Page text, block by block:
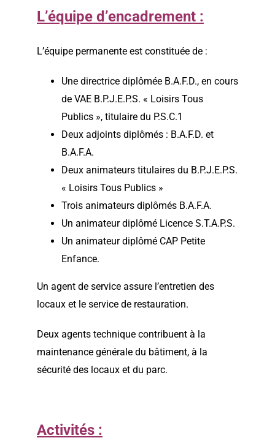
L’équipe d’encadrement :
L’équipe permanente est constituée de :
Une directrice diplômée B.A.F.D., en cours
de VAE B.P.J.E.P.S. « Loisirs Tous
Publics », titulaire du P.S.C.1
Deux adjoints diplômés : B.A.F.D. et
B.A.F.A.
Deux animateurs titulaires du B.P.J.E.P.S.
« Loisirs Tous Publics »
Trois animateurs diplômés B.A.F.A.
Un animateur diplômé Licence S.T.A.P.S.
Un animateur diplômé CAP Petite
Enfance.
Un agent de service assure l’entretien des
locaux et le service de restauration.
Deux agents technique contribuent à la
maintenance générale du bâtiment, à la
sécurité des locaux et du parc.
Activités :